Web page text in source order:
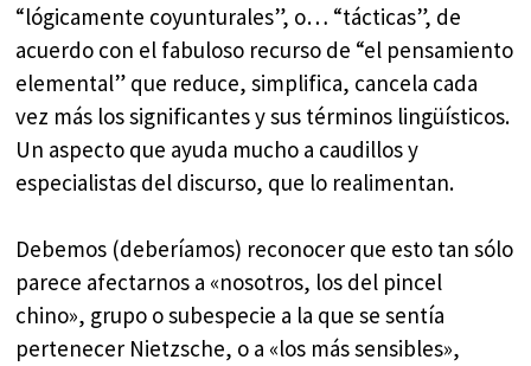
“lógicamente coyunturales”, o… “tácticas”, de
acuerdo con el fabuloso recurso de “el pensamiento
elemental” que reduce, simplifica, cancela cada
vez más los significantes y sus términos lingüísticos.
Un aspecto que ayuda mucho a caudillos y
especialistas del discurso, que lo realimentan.
Debemos (deberíamos) reconocer que esto tan sólo
parece afectarnos a «nosotros, los del pincel
chino», grupo o subespecie a la que se sentía
pertenecer Nietzsche, o a «los más sensibles»,